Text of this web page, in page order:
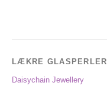
LÆKRE GLASPERLER
Daisychain Jewellery